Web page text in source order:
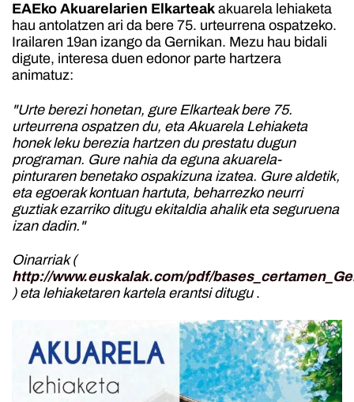
EAEko Akuarelarien Elkarteak akuarela lehiaketa
hau antolatzen ari da bere 75. urteurrena ospatzeko.
Irailaren 19an izango da Gernikan. Mezu hau bidali
digute, interesa duen edonor parte hartzera
animatuz:
"Urte berezi honetan, gure Elkarteak bere 75.
urteurrena ospatzen du, eta Akuarela Lehiaketa
honek leku berezia hartzen du prestatu dugun
programan. Gure nahia da eguna akuarela-
pinturaren benetako ospakizuna izatea. Gure aldetik,
eta egoerak kontuan hartuta, beharrezko neurri
guztiak ezarriko ditugu ekitaldia ahalik eta seguruena
izan dadin."
Oinarriak (
http://www.euskalak.com/pdf/
) eta lehiaketaren kartela erantsi ditugu.